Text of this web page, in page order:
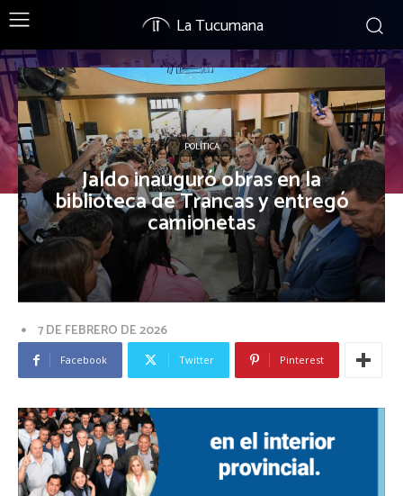
La Tucumana
POLÍTICA
Jaldo inauguró obras en la
biblioteca de Trancas y entregó
camionetas
7 DE FEBRERO DE 2026
Facebook Twitter Pinterest